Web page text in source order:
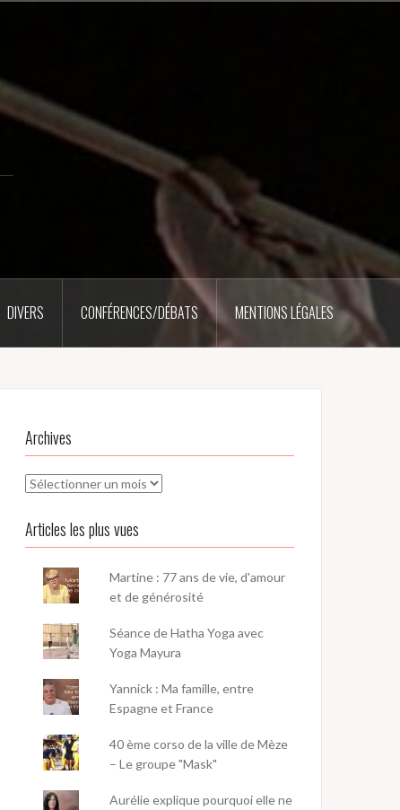
DIVERS CONFÉRENCES/DÉBATS MENTIONS LÉGALES
Archives
Archives
Articles les plus vues
Martine : 77 ans de vie, d'amour
et de générosité
Séance de Hatha Yoga avec
Yoga Mayura
Yannick : Ma famille, entre
Espagne et France
40 ème corso de la ville de Mèze
– Le groupe "Mask"
Aurélie explique pourquoi elle ne